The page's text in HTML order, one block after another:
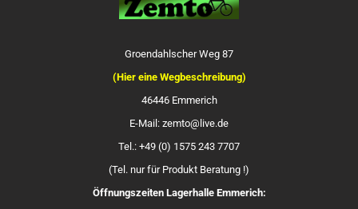
Groendahlscher Weg 87
(Hier eine Wegbeschreibung)
46446 Emmerich
E-Mail: zemto@live.de
Tel.: +49 (0) 1575 243 7707
(Tel. nur für Produkt Beratung !)
Öffnungszeiten Lagerhalle Emmerich: